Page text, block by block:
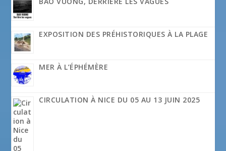
EXPOSITION DES PRÉHISTORIQUES À LA PLAGE
MER À L’ÉPHÉMÈRE
CIRCULATION À NICE DU 05 AU 13 JUIN 2025